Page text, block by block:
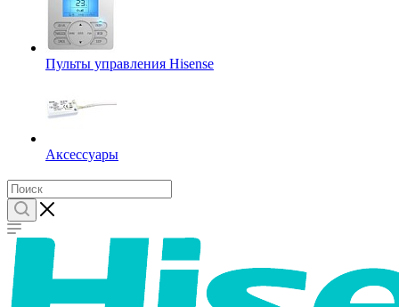
Пульты управления Hisense
Аксессуары